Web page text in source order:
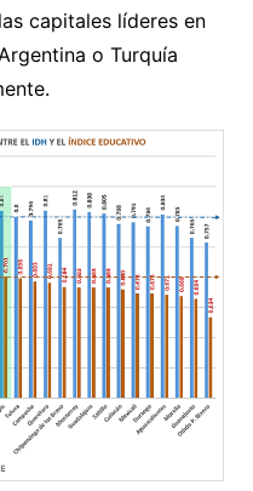
capitales líderes en
o Turquía